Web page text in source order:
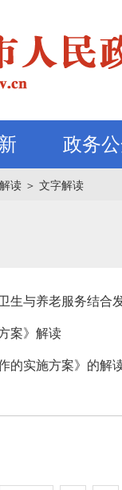
政务
读 ＞ 文字解读
生与养老服务结合
案》解读
的实施方案》的解